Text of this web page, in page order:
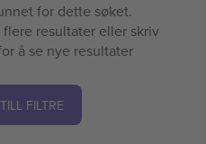
for dette søket.
resultater eller skriv
å se nye resultater
FILTRE